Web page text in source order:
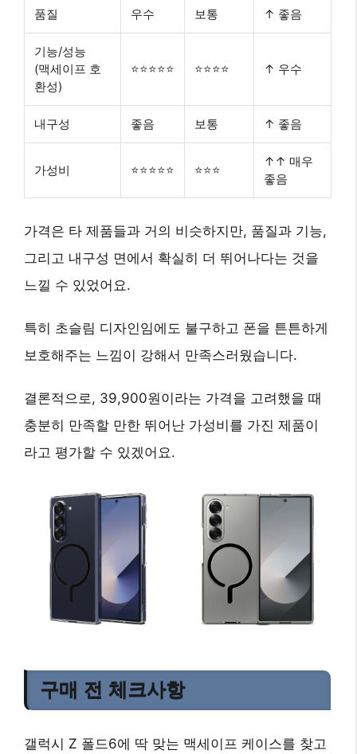
품질 우수 보통 ↑ 좋음
기능/성능
(맥세이프 호
환성)
⭐⭐⭐⭐⭐ ⭐⭐⭐⭐ ↑ 우수
내구성 좋음 보통 ↑ 좋음
가성비 ⭐⭐⭐⭐⭐ ⭐⭐⭐
↑↑ 매우
좋음
가격은 타 제품들과 거의 비슷하지만, 품질과 기능,
그리고 내구성 면에서 확실히 더 뛰어나다는 것을
느낄 수 있었어요.
특히 초슬림 디자인임에도 불구하고 폰을 튼튼하게
보호해주는 느낌이 강해서 만족스러웠습니다.
결론적으로, 39,900원이라는 가격을 고려했을 때
충분히 만족할 만한 뛰어난 가성비 를 가진 제품이
라고 평가할 수 있겠어요.
구매 전 체크사항
갤럭시 Z 폴드6에 딱 맞는 맥세이프 케이스를 찾고